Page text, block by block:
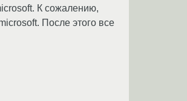
К сожалению,
После этого все